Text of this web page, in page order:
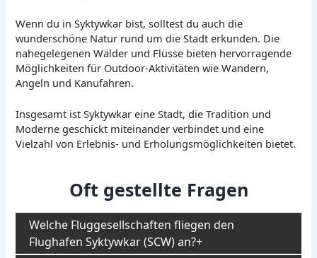
Wenn du in Syktywkar bist, solltest du auch die
wunderschöne Natur rund um die Stadt erkunden. Die
nahegelegenen Wälder und Flüsse bieten hervorragende
Möglichkeiten für Outdoor-Aktivitäten wie Wandern,
Angeln und Kanufahren.
Insgesamt ist Syktywkar eine Stadt, die Tradition und
Moderne geschickt miteinander verbindet und eine
Vielzahl von Erlebnis- und Erholungsmöglichkeiten bietet.
Oft gestellte Fragen
Welche Fluggesellschaften fliegen den
Flughafen Syktywkar (SCW) an?